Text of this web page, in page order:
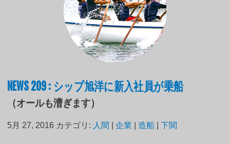
NEWS 209 : シップ旭洋に新入社員が乗船
（オールも漕ぎます）
5月 27, 2016 カテゴリ: 人間 |企業 |造船 |下関